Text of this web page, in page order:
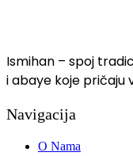
Ismihan – spoj
i abaye koje pričaju
Navigacija
O Nama